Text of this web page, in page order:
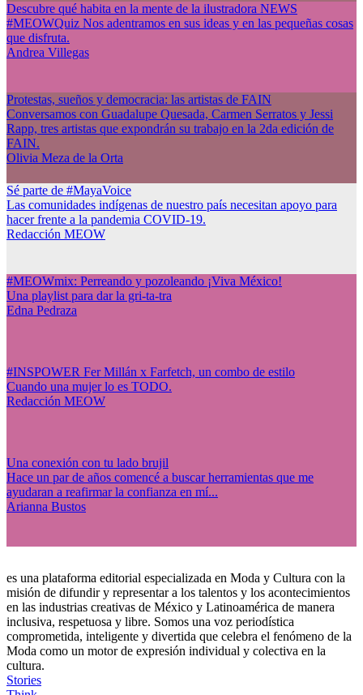
Descubre qué habita en la mente de la ilustradora NEWS
#MEOWQuiz Nos adentramos en sus ideas y en las pequeñas cosas
que disfruta.
Andrea Villegas
Protestas, sueños y democracia: las artistas de FAIN
Conversamos con Guadalupe Quesada, Carmen Serratos y Jessi
Rapp, tres artistas que expondrán su trabajo en la 2da edición de
FAIN.
Olivia Meza de la Orta
Sé parte de #MayaVoice
Las comunidades indígenas de nuestro país necesitan apoyo para
hacer frente a la pandemia COVID-19.
Redacción MEOW
#MEOWmix: Perreando y pozoleando ¡Viva México!
Una playlist para dar la gri-ta-tra
Edna Pedraza
#INSPOWER Fer Millán x Farfetch, un combo de estilo
Cuando una mujer lo es TODO.
Redacción MEOW
Una conexión con tu lado brujil
Hace un par de años comencé a buscar herramientas que me
ayudaran a reafirmar la confianza en mí...
Arianna Bustos
es una plataforma editorial especializada en Moda y Cultura con la
misión de difundir y representar a los talentos y los acontecimientos
en las industrias creativas de México y Latinoamérica de manera
inclusiva, respetuosa y libre. Somos una voz periodística
comprometida, inteligente y divertida que celebra el fenómeno de la
Moda como un motor de expresión individual y colectiva en la
cultura.
Stories